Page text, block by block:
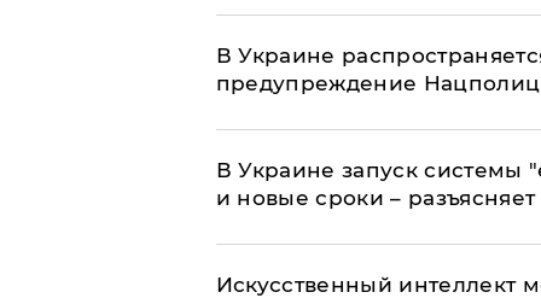
В Украине
предупреждение
В Украине запуск системы
и новые сроки –
Искусственный интеллект